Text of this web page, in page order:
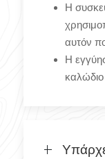
Η
αυτόν
Η